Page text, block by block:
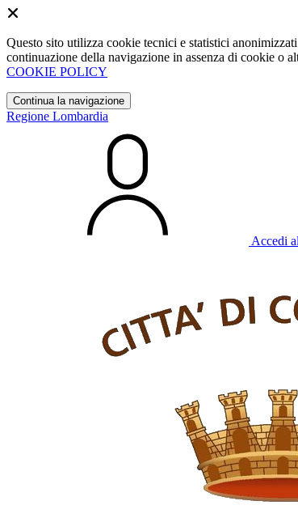
Questo sito utilizza cookie tecnici e statistici
continuazione della navigazione in assenza di cookie o
COOKIE POLICY
Continua la navigazione
Regione Lombardia
Accedi